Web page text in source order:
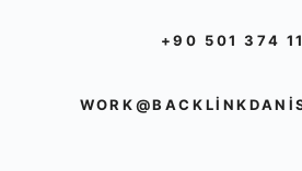
+90 501 374